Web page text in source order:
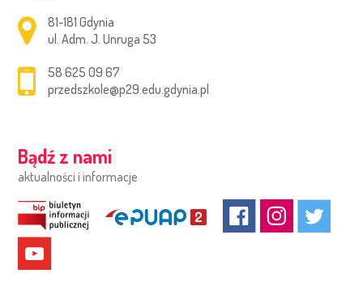
Adres pocztowy:
81-181 Gdynia
ul. Adm. J. Unruga 53
58 625 09 67
przedszkole@p29.edu.gdynia.pl
Bądź z nami
aktualności i informacje